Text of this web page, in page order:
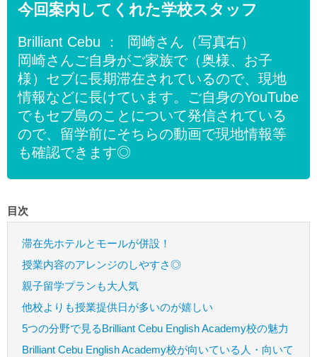
今回案内してくれた学校スタッフ
Brilliant Cebu ： 岡崎さん（写真右）
岡崎さんご自身がご家族で（奥様、お子
様）セブに長期滞在されているので、現地
情報などに長けています。ご自身のYouTube
でもセブ島のことについて発信されている
ので、留学前にそちらの動画で現地情報等
も確認できます◎
目次
滞在先ホテルとモールが併設！
授業内容のアレンジのしやすさ◎
親子留学プランも大人気
他校よりも授業提供日が多いのが嬉しい
5つの分野で見るBrilliant Cebu English Academy校の魅力
Brilliant Cebu English Academy校が向いている人・向いて